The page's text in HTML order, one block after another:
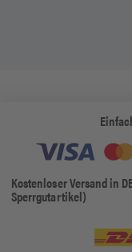
Kostenloser Versand in
Sperrgutartikel)